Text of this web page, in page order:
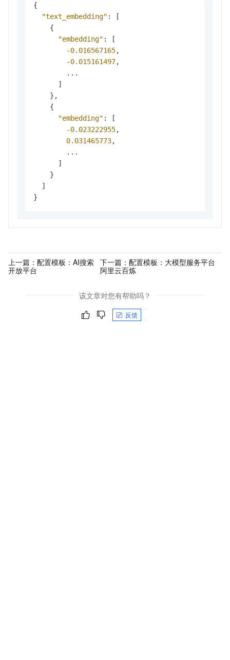
{
"text_embedding" :
[
{
"embedding" :
[
-0.016567165,
-0.015161497,
        ...
]
} ,
{
"embedding" :
[
-0.023222955,
0.031465773,
        ...
]
}
]
}
上一篇： 配置模板：AI搜索
开放平台
下一篇：配置模板：大模型服务平台
阿里云百炼
该文章对您有帮助吗？
反馈